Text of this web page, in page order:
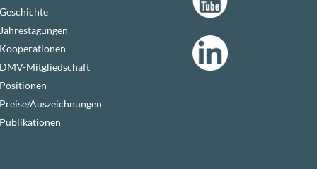
Geschichte
Jahrestagungen
Kooperationen
DMV-Mitgliedschaft
Positionen
Preise/Auszeichnungen
Publikationen